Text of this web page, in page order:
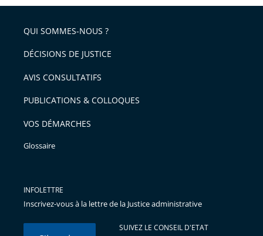
arriver
après
l'article
pour
avant
QUI SOMMES-NOUS ?
DÉCISIONS DE JUSTICE
AVIS CONSULTATIFS
PUBLICATIONS & COLLOQUES
VOS DÉMARCHES
Glossaire
INFOLETTRE
Inscrivez-vous à la lettre de la Justice administrative
SUIVEZ LE CONSEIL D'ETAT